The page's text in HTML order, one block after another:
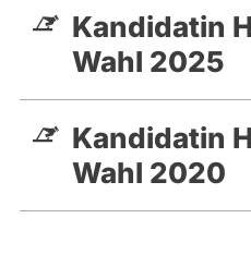
Familie hat seit bald
festen Platz in
Seit über drei Jahren
Hobby auch zum
arbeite in der
Kandidatin
Wahl 2025
Kandidatin
Wahl 2020